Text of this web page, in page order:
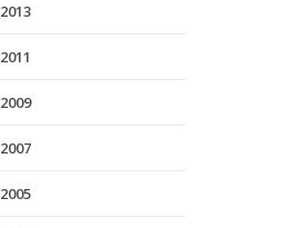
2013
2011
2009
2007
2005